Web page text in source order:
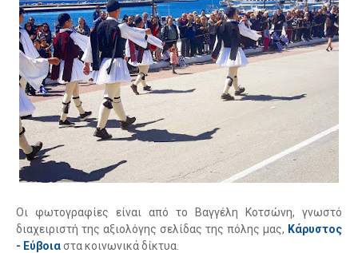
Οι φωτογραφίες είναι από το Βαγγέλη Κοτσώνη, γνωστό
διαχειριστή της αξιολόγης σελίδας της πόλης μας, Κάρυστος
- Εύβοιαστα κοινωνικά δίκτυα.